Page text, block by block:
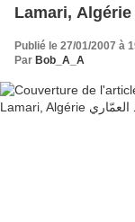
Publié le 27/01/2007 à
Par Bob_A_A